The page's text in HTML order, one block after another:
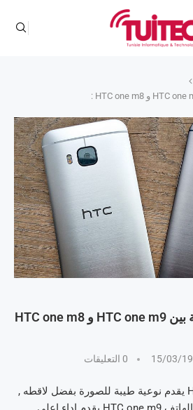
نوعية الصورة : مقارنة بين HTC one m9 و HTC one m8
15/03/19 0 التعليقات
مع ان هاتف HTC one m8 يقدم نوعية طيبة للصورة بفضل لاقطه ,